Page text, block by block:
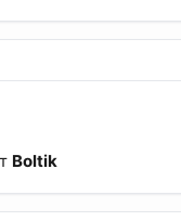
Boltik